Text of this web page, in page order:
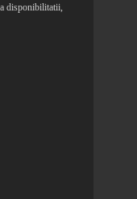
disponibilitatii,